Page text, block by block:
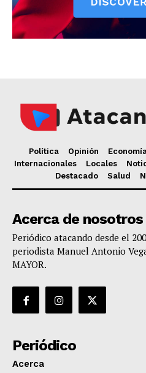
Política Opinión
Internacionales
Locales
Destacado
Salud
Acerca de nosotros
Periódico atacando desde el
periodista Manuel Antonio
MAYOR.
Periódico
Acerca